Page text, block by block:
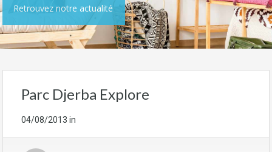
Retrouvez notre actualité
Parc Djerba Explore
04/08/2013 in